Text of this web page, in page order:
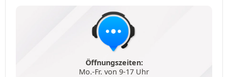
Öffnungszeiten:
Mo.-Fr. von 9-17 Uhr